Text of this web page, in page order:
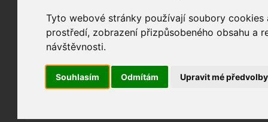
Tyto webové stránky používají soubory
prostředí, zobrazení přizpůsobeného obsahu a
návštěvnosti.
Souhlasím Odmítám Upravit mé předvolby
zanfoar 13:42 portrét
Kristýnka I.
fotografováno fotky autora